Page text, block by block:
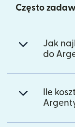
Często
Jak
do
Ile